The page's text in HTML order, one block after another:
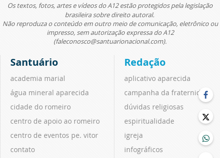
Os textos, fotos, artes e vídeos do A12 estão protegidos pela legislação
brasileira sobre direito autoral.
Não reproduza o conteúdo em outro meio de comunicação, eletrônico ou
impresso, sem autorização expressa do A12
(faleconosco@santuarionacional.com).
Santuário
academia marial
água mineral aparecida
cidade do romeiro
centro de apoio ao romeiro
centro de eventos pe. vitor
contato
Redação
aplicativo aparecida
campanha da fraternidade
dúvidas religiosas
espiritualidade
igreja
infográficos